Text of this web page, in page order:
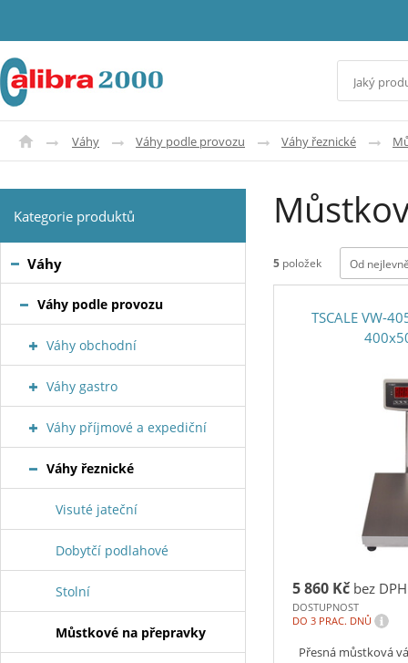
Váhy Váhy podle provozu Váhy řeznické
5 položek Od
TSCALE VW-
5 860 Kč bez DPH
DOSTUPNOST
DO 3 PRAC. DNŮ
i
Přesná můstková
Kategorie produktů
Váhy
Váhy podle provozu
Váhy obchodní
Váhy gastro
Váhy příjmové a expediční
Váhy řeznické
Visuté jateční
Dobytčí podlahové
Stolní
Můstkové na přepravky